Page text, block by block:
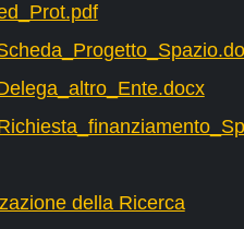
della Ricerca